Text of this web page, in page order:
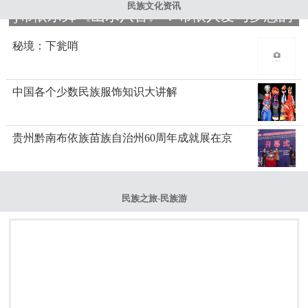
民族文化资讯
j布依乐舞《山水八音》：布依人爱与梦想的
秘境：下瓮哨
中国各个少数民族服饰知识大讲解
贵州黔南布依族苗族自治州60周年成就展在京
民族之旅-民族游